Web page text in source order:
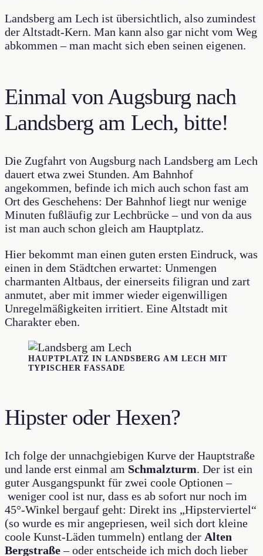
Landsberg am Lech ist übersichtlich, also zumindest
der Altstadt-Kern. Man kann also gar nicht vom Weg
abkommen – man macht sich eben seinen eigenen.
Einmal von Augsburg nach
Landsberg am Lech, bitte!
Die Zugfahrt von Augsburg nach Landsberg am Lech
dauert etwa zwei Stunden. Am Bahnhof
angekommen, befinde ich mich auch schon fast am
Ort des Geschehens: Der Bahnhof liegt nur wenige
Minuten fußläufig zur Lechbrücke – und von da aus
ist man auch schon gleich am Hauptplatz.
Hier bekommt man einen guten ersten Eindruck, was
einen in dem Städtchen erwartet: Unmengen
charmanten Altbaus, der einerseits filigran und zart
anmutet, aber mit immer wieder eigenwilligen
Unregelmäßigkeiten irritiert. Eine Altstadt mit
Charakter eben.
HAUPTPLATZ IN LANDSBERG AM LECH MIT
TYPISCHER FASSADE
Hipster oder Hexen?
Ich folge der unnachgiebigen Kurve der Hauptstraße
und lande erst einmal am Schmalzturm. Der ist ein
guter Ausgangspunkt für zwei coole Optionen –
weniger cool ist nur, dass es ab sofort nur noch im
45°-Winkel bergauf geht: Direkt ins „Hipsterviertel“
(so wurde es mir angepriesen, weil sich dort kleine
coole Kunst-Läden tummeln) entlang der Alten
Bergstraße– oder entscheide ich mich doch lieber